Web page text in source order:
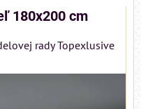
180x200 cm
rady Topexlusive